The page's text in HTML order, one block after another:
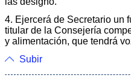
4. Ejercerá de Secretario un
titular de la Consejería
y alimentación, que tendrá
Subir